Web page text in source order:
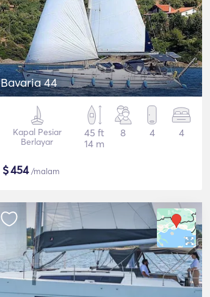
Bavaria 44
Kapal Pesiar
Berlayar
45 ft
14 m
8 4 4
$454/malam